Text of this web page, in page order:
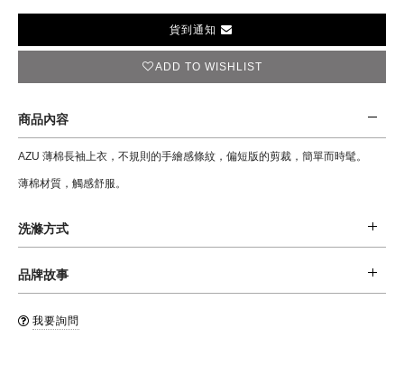
貨到通知
ADD TO WISHLIST
商品內容
AZU 薄棉長袖上衣，不規則的手繪感條紋，偏短版的剪裁，簡單而時髦。
薄棉材質，觸感舒服。
洗滌方式
同色系衣服一同清洗，不可漂白，不可烘乾。
品牌故事
品牌哲學始終堅持著工匠精神，重視商品設計及細節，帶來舒適好穿的衣服，
我要詢問